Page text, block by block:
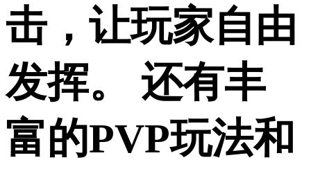
击，让玩家自由
发挥。 还有丰
富的PVP玩法和